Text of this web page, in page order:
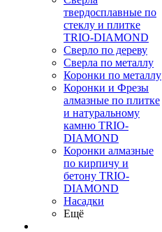
твердосплавные по
стеклу и плитке
TRIO-DIAMOND
Сверло по дереву
Сверла по металлу
Коронки по металлу
Коронки и Фрезы
алмазные по плитке
и натуральному
камню TRIO-
DIAMOND
Коронки алмазные
по кирпичу и
бетону TRIO-
DIAMOND
Насадки
Ещё